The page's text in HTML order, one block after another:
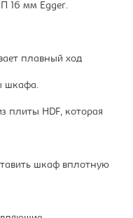
16 мм Egger.
плавный ход
шкафа.
плиты HDF, которая
шкаф вплотную